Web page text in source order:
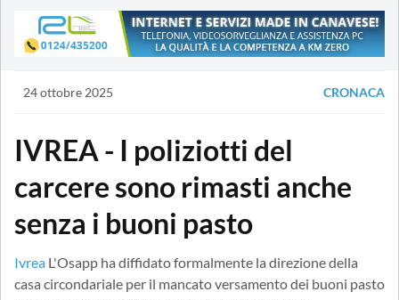
24 ottobre 2025 CRONACA
IVREA - I poliziotti del
carcere sono rimasti anche
senza i buoni pasto
Ivrea L'Osapp ha diffidato formalmente la direzione della
casa circondariale per il mancato versamento dei buoni pasto